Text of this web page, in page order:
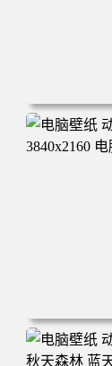
电脑壁纸 动
脑桌面 高清
电脑壁纸 动
160 电脑桌